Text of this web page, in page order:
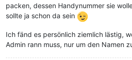
packen, dessen Handynummer sie
sollte ja schon da sein
Ich fänd es persönlich ziemlich lästig,
Admin rann muss, nur um den Namen